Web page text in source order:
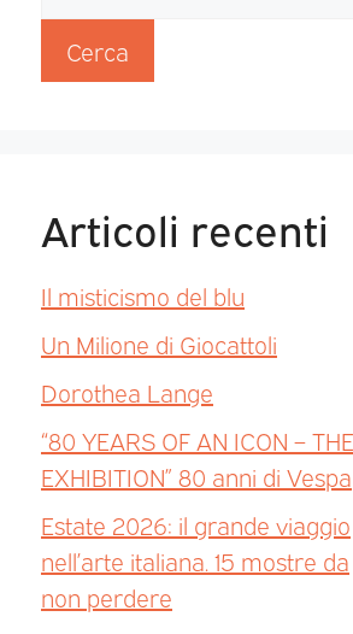
Cerca
Articoli recenti
Il misticismo del blu
Un Milione di Giocattoli
Dorothea Lange
“80 YEARS OF AN ICON – THE
EXHIBITION” 80 anni di Vespa
Estate 2026: il grande viaggio
nell’arte italiana. 15 mostre da
non perdere